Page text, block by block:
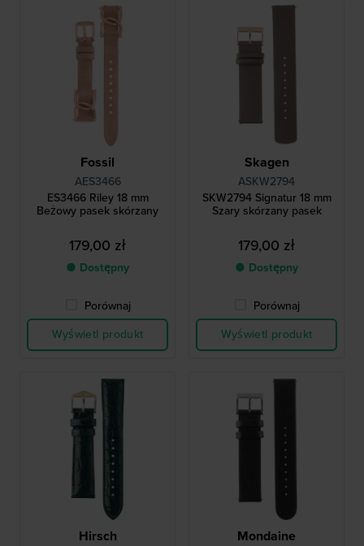
Fossil
AES3466
ES3466 Riley 18 mm
Beżowy pasek skórzany
179,00 zł
● Dostępny
Porównaj
Wyświetl produkt
Skagen
ASKW2794
SKW2794 Signatur 18 mm
Szary skórzany pasek
179,00 zł
● Dostępny
Porównaj
Wyświetl produkt
Hirsch Mondaine